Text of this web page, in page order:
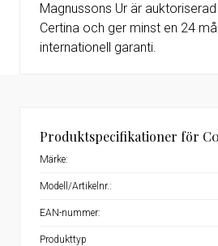
Magnussons Ur är
Certina och ger minst en 24
internationell garanti.
Produktspecifikationer för
Märke:
Modell/Artikelnr.:
EAN-nummer:
Produkttyp